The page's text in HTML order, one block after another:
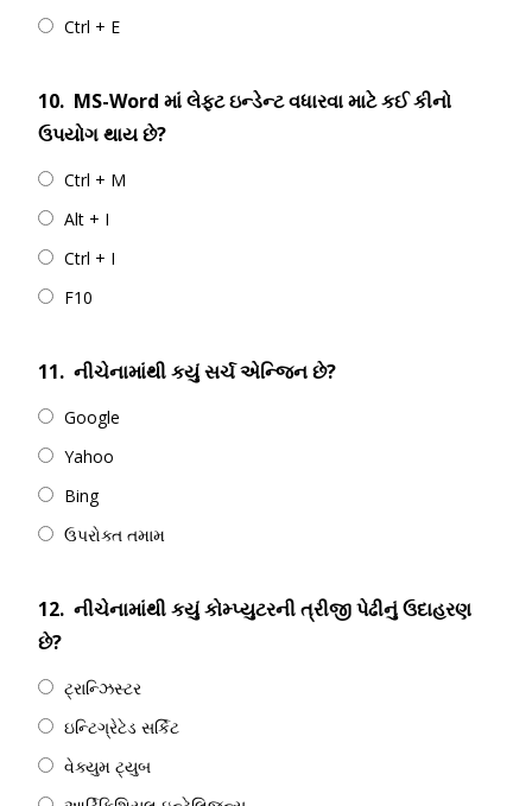
Ctrl + E
10. MS-Word માં લેફ્ટ ઇન્ડેન્ટ વધારવા માટે કઈ કીનો
ઉપયોગ થાય છે?
Ctrl + M
Alt + I
Ctrl + I
F10
11. નીચેનામાંથી કયું સર્ચ એન્જિન છે?
Google
Yahoo
Bing
ઉપરોક્ત તમામ
12. નીચેનામાંથી કયું કોમ્પ્યુટરની ત્રીજી પેઢીનું ઉદાહરણ
છે?
ટ્રાન્ઝિસ્ટર
ઇન્ટિગ્રેટેડ સર્કિટ
વેક્યુમ ટ્યુબ